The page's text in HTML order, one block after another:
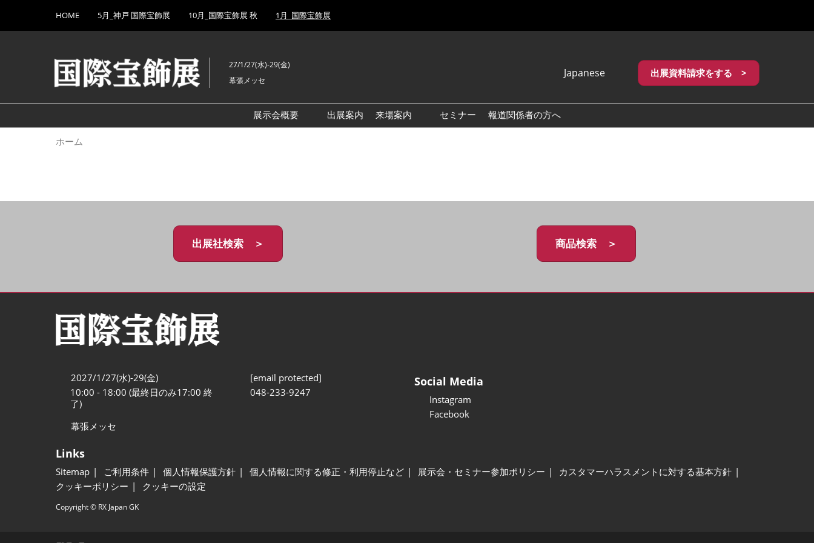
キ
し
て
to
HOME 5月_神戸 国際宝飾展 10月_国際宝飾展 秋 1月_国際宝飾展
27/1/27(水)-29(金)
幕張メッセ
Japanese
English
繁體中文
出展資料請求をする >
展示会概要
出展案内
来場案内
セミナー 報道関係者の方へ
ホーム
出展社検索 ＞ 商品検索 ＞
2027/1/27(水)-29(金)
10:00 - 18:00 (最終日のみ17:00 終
了)
幕張メッセ
[email protected]
048-233-9247
Social Media
Instagram
Facebook
Links
Sitemap ご利用条件 個人情報保護方針 個人情報に関する修正・利用停止など 展示会・セミナー参加ポリシー
カスタマーハラスメントに対する基本方針
クッキーポリシー
クッキーの設定
Copyright © RX Japan GK